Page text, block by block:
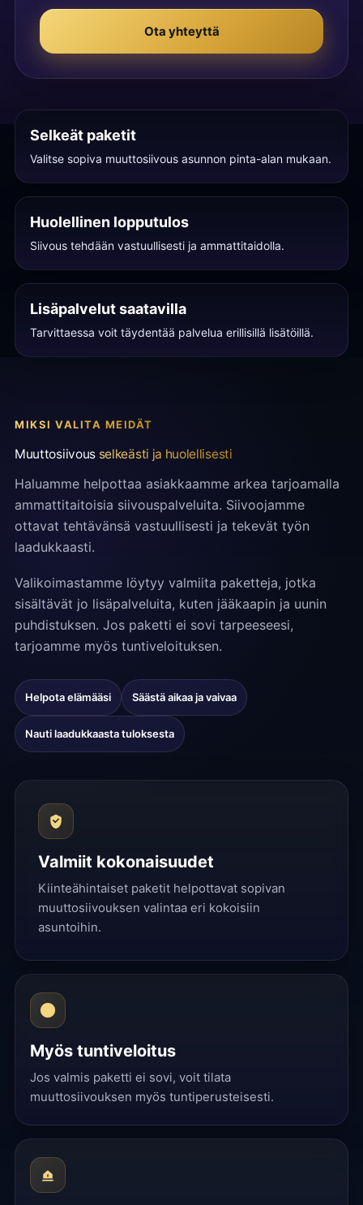
Ota yhteyttä
Selkeät paketit
Valitse sopiva muuttosiivous asunnon pinta-alan mukaan.
Huolellinen lopputulos
Siivous tehdään vastuullisesti ja ammattitaidolla.
Lisäpalvelut saatavilla
Tarvittaessa voit täydentää palvelua erillisillä lisätöillä.
MIKSI VALITA MEIDÄT
Muuttosiivous selkeästi ja huolellisesti
Haluamme helpottaa asiakkaamme arkea tarjoamalla
ammattitaitoisia siivouspalveluita. Siivoojamme
ottavat tehtävänsä vastuullisesti ja tekevät työn
laadukkaasti.
Valikoimastamme löytyy valmiita paketteja, jotka
sisältävät jo lisäpalveluita, kuten jääkaapin ja uunin
puhdistuksen. Jos paketti ei sovi tarpeeseesi,
tarjoamme myös tuntiveloituksen.
Helpota elämääsi Säästä aikaa ja vaivaa
Nauti laadukkaasta tuloksesta
Valmiit kokonaisuudet
Kiinteähintaiset paketit helpottavat sopivan
muuttosiivouksen valintaa eri kokoisiin
asuntoihin.
Myös tuntiveloitus
Jos valmis paketti ei sovi, voit tilata
muuttosiivouksen myös tuntiperusteisesti.